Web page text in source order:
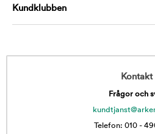
Kundklubben
Kontakt
Frågor och
Telefon: 010 -